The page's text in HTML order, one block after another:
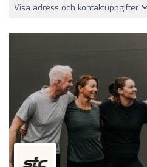
Visa adress och kontaktuppgifter